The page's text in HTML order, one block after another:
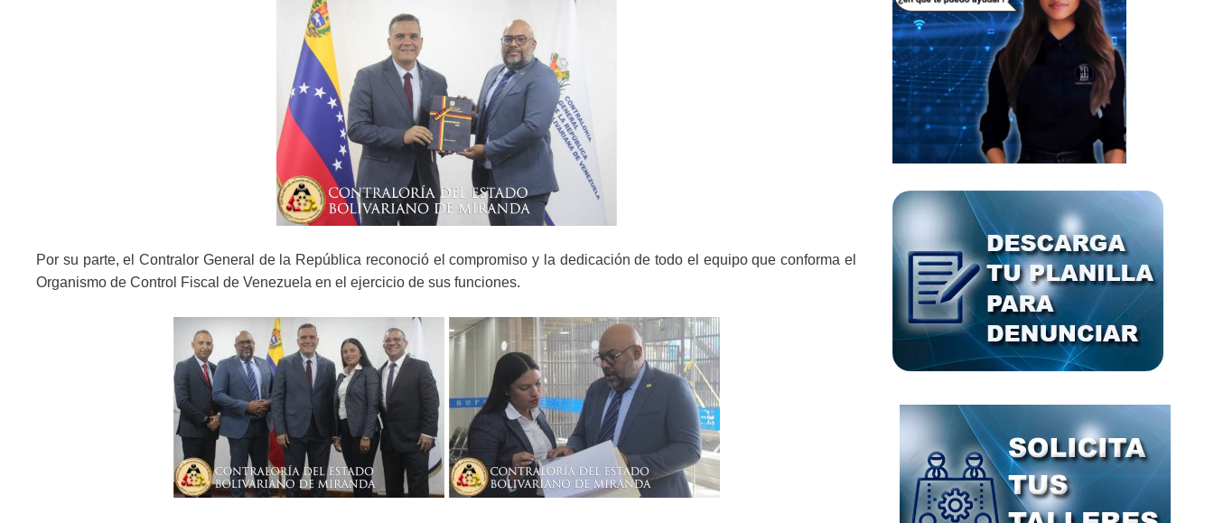
Por su parte, el Contralor General de la República reconoció el compromiso y la dedicación de todo el equipo que conforma el
Organismo de Control Fiscal de Venezuela en el ejercicio de sus funciones.